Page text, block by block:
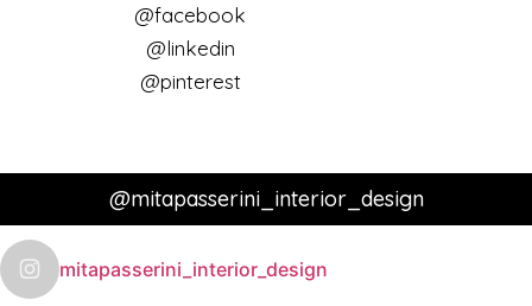
@facebook
@linkedin
@pinterest
@mitapasserini_interior_design
mitapasserini_interior_design